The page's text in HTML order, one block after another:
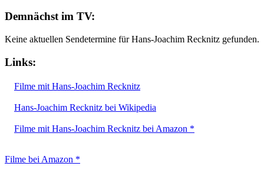
Demnächst im TV:
Keine aktuellen Sendetermine für Hans-Joachim Recknitz gefunden.
Links:
Filme mit Hans-Joachim Recknitz
Hans-Joachim Recknitz bei Wikipedia
Filme mit Hans-Joachim Recknitz bei Amazon *
Filme bei Amazon *